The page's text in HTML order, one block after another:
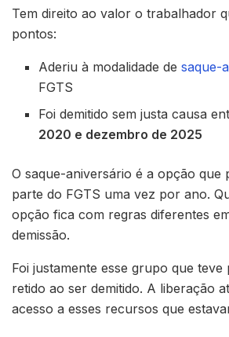
Tem direito ao valor o trabalhador
pontos:
Aderiu à modalidade desaque-
FGTS
Foi demitido sem justa causa
2020 e dezembro de 2025
O saque-aniversário é a opção que
parte do FGTS uma vez por ano.
opção fica com regras diferentes
demissão.
Foi justamente esse grupo que teve
retido ao ser demitido. A liberação
acesso a esses recursos que